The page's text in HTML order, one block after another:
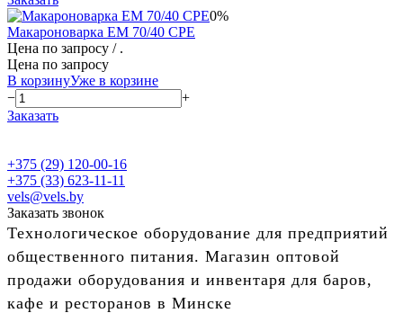
0%
Макароноварка EM 70/40 CPE
Цена по запросу / .
Цена по запросу
В корзинуУже в корзине
−
+
Заказать
+375 (29) 120-00-16
+375 (33) 623-11-11
vels@vels.by
Заказать звонок
Технологическое оборудование для предприятий
общественного питания. Магазин оптовой
продажи оборудования и инвентаря для баров,
кафе и ресторанов в Минске